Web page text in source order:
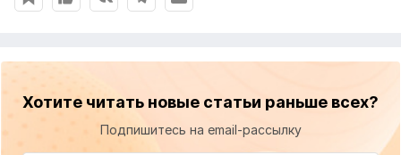
Хотите читать новые статьи раньше всех?
Подпишитесь на email-рассылку